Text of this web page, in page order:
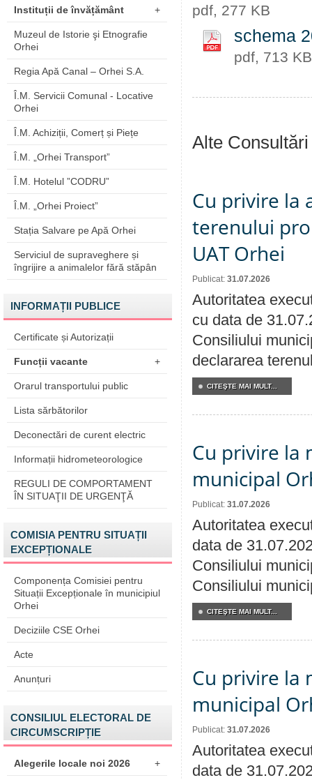
Instituții de învățământ +
Muzeul de Istorie şi Etnografie
Orhei
Regia Apă Canal – Orhei S.A.
Î.M. Servicii Comunal - Locative
Orhei
Î.M. Achiziții, Comerț și Piețe
Î.M. „Orhei Transport”
Î.M. Hotelul ”CODRU”
Î.M. „Orhei Proiect”
Stația Salvare pe Apă Orhei
Serviciul de supraveghere și
îngrijire a animalelor fără stăpân
INFORMAȚII PUBLICE
Certificate și Autorizații
Funcții vacante +
Orarul transportului public
Lista sărbătorilor
Deconectări de curent electric
Informații hidrometeorologice
REGULI DE COMPORTAMENT
ÎN SITUAŢII DE URGENŢĂ
COMISIA PENTRU SITUAȚII
EXCEPȚIONALE
Componența Comisiei pentru
Situații Excepționale în municipiul
Orhei
Deciziile CSE Orhei
Acte
Anunțuri
CONSILIUL ELECTORAL DE
CIRCUMSCRIPȚIE
Alegerile locale noi 2026 +
pdf, 277 KB
schema
pdf, 713 KB
Alte
Cu privire la
terenului
UAT Orhei
Publicat: 31.07.2026
Autoritatea
cu data de
Consiliului
declararea
CITEŞTE MAI MULT...
Cu privire la
municipal
Publicat: 31.07.2026
Autoritatea
data de
Consiliului
Consiliului
CITEŞTE MAI MULT...
Cu privire la
municipal
Publicat: 31.07.2026
Autoritatea
data de